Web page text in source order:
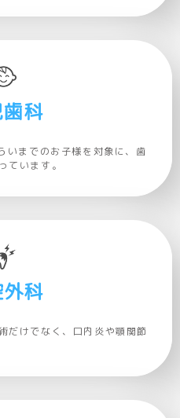
科
いまでのお子様を対象に、歯
ています。
科
だけでなく、口内炎や顎関節